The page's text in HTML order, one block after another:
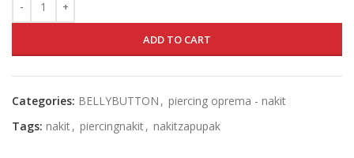
ADD TO CART
Categories: BELLYBUTTON , piercing oprema - nakit
Tags: nakit, piercingnakit, nakitzapupak